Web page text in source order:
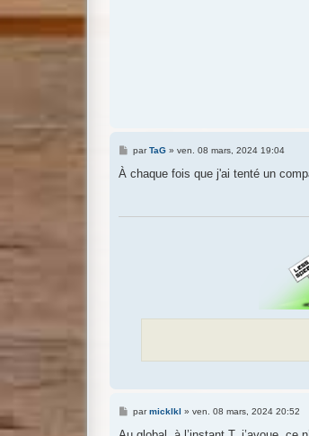
M
s
parTaG» ven. 08 mars, 2024 19:04
À chaque fois que j'ai tenté un
M
s
parmicklkl » ven. 08 mars, 2024 20:52